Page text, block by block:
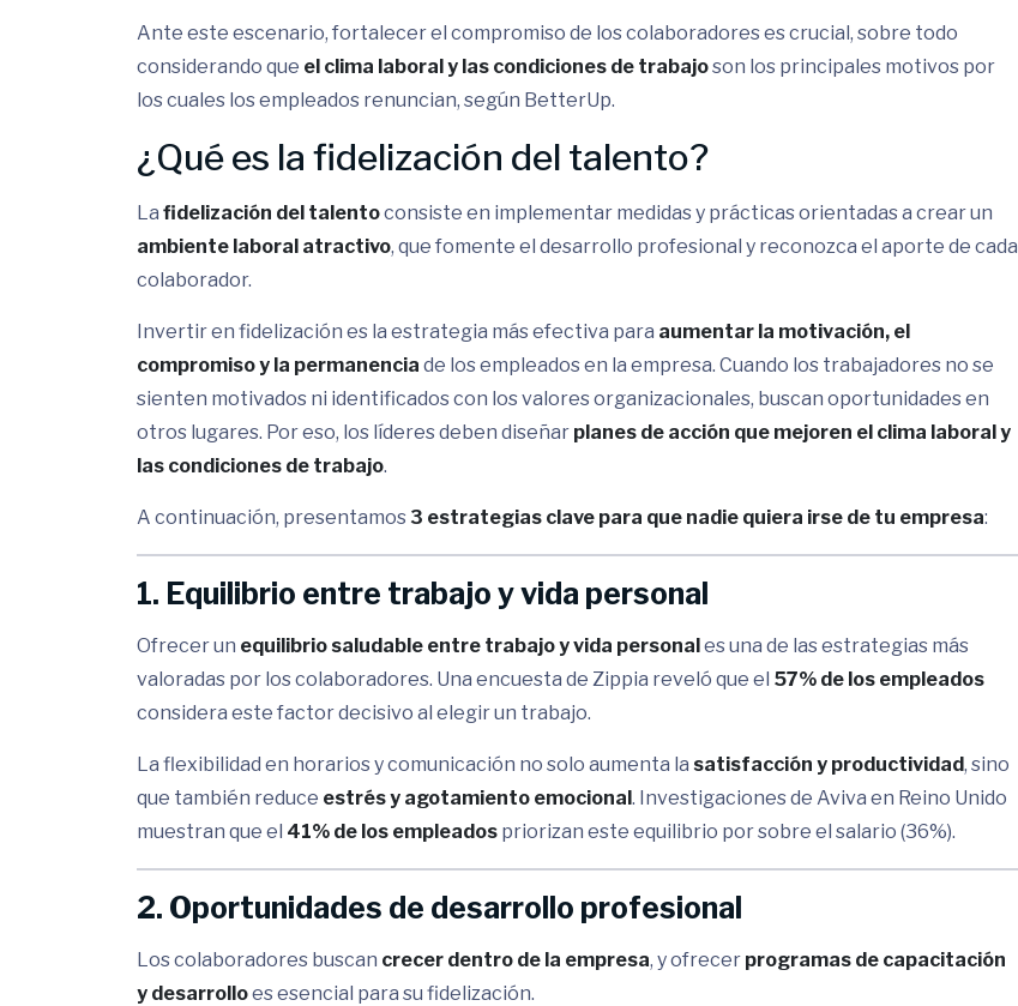
Ante este escenario, fortalecer el compromiso de los colaboradores es crucial, sobre todo
considerando que el clima laboral y las condiciones de trabajoson los principales motivos por
los cuales los empleados renuncian, según BetterUp.
¿Qué es la fidelización del talento?
La fidelización del talentoconsiste en implementar medidas y prácticas orientadas a crear un
ambiente laboral atractivo, que fomente el desarrollo profesional y reconozca el aporte de cada
colaborador.
Invertir en fidelización es la estrategia más efectiva para aumentar la motivación, el
compromiso y la permanencia de los empleados en la empresa. Cuando los trabajadores no se
sienten motivados ni identificados con los valores organizacionales, buscan oportunidades en
otros lugares. Por eso, los líderes deben diseñar planes de acción que mejoren el clima laboral y
las condiciones de trabajo.
A continuación, presentamos 3 estrategias clave para que nadie quiera irse de tu empresa:
1. Equilibrio entre trabajo y vida personal
Ofrecer un equilibrio saludable entre trabajo y vida personales una de las estrategias más
valoradas por los colaboradores. Una encuesta de Zippia reveló que el 57% de los empleados
considera este factor decisivo al elegir un trabajo.
La flexibilidad en horarios y comunicación no solo aumenta la satisfacción y productividad, sino
que también reduce estrés y agotamiento emocional. Investigaciones de Aviva en Reino Unido
muestran que el 41% de los empleados priorizan este equilibrio por sobre el salario (36%).
2. Oportunidades de desarrollo profesional
Los colaboradores buscan crecer dentro de la empresa, y ofrecer programas de capacitación
y desarrolloes esencial para su fidelización.